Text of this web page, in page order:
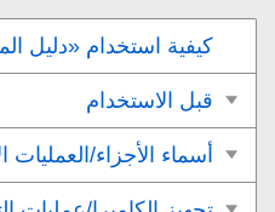
كيفية استخدام «دليل
قبل الاستخدام
أسماء الأجزاء/العمليات